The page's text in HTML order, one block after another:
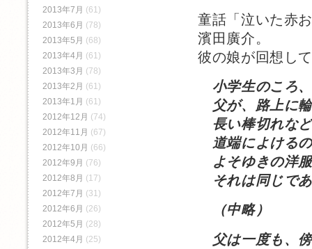
童話「泣いた赤
濱田廣介。
彼の娘が回想し
小学生のころ
父が、路上に
長い棒切れな
道端によける
よそゆきの洋
それは同じで
（中略）
父は一度も、
2013年7月 (61)
2013年6月 (78)
2013年5月 (68)
2013年4月 (61)
2013年3月 (78)
2013年2月 (61)
2013年1月 (61)
2012年12月 (74)
2012年11月 (67)
2012年10月 (66)
2012年9月 (76)
2012年8月 (17)
2012年7月 (31)
2012年6月 (26)
2012年5月 (28)
2012年4月 (25)